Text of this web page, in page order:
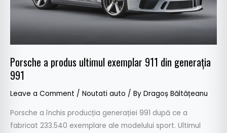
Porsche a produs ultimul exemplar 911 din generația
991
Leave a Comment / Noutati auto / By Dragoș Băltățeanu
Porsche a închis producția generației 991 după ce a
fabricat 233.540 exemplare ale modelului sport. Ultimul
generația